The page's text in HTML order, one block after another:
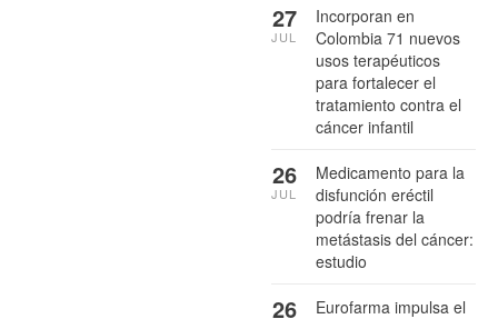
Incorporan en
Colombia 71 nuevos
usos terapéuticos
para fortalecer el
tratamiento contra el
cáncer infantil
27
JUL
Medicamento para la
disfunción eréctil
podría frenar la
metástasis del cáncer:
estudio
26
JUL
Eurofarma impulsa el
26